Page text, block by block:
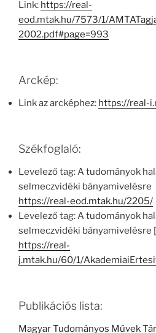
Link: https://real-
eod.mtak.hu/7573/1/
2002.pdf#page=993
Arckép:
Link az arcképhez: https://real-
Székfoglaló:
Levelező tag: A tudományok
selmeczvidéki bányamivelésre
https://real-eod.mtak.hu/2205/
Levelező tag: A tudományok
selmeczvidéki bányamivelésre
https://real-
j.mtak.hu/60/1/
Publikációs lista:
Magyar Tudományos Művek